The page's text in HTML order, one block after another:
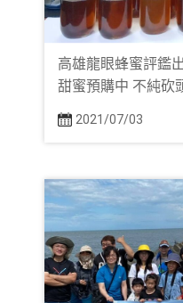
高雄龍眼蜂蜜評鑑
甜蜜預購中 不純砍
2021/07/03